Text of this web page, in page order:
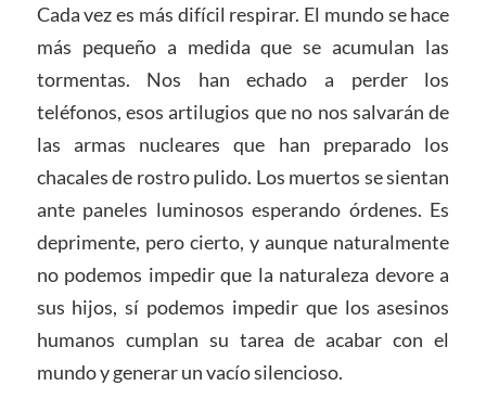
Cada vez es más difícil respirar. El mundo se hace
más pequeño a medida que se acumulan las
tormentas. Nos han echado a perder los
teléfonos, esos artilugios que no nos salvarán de
las armas nucleares que han preparado los
chacales de rostro pulido. Los muertos se sientan
ante paneles luminosos esperando órdenes. Es
deprimente, pero cierto, y aunque naturalmente
no podemos impedir que la naturaleza devore a
sus hijos, sí podemos impedir que los asesinos
humanos cumplan su tarea de acabar con el
mundo y generar un vacío silencioso.